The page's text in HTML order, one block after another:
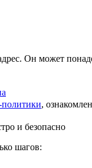
Он может
,
и безопасно
шагов: